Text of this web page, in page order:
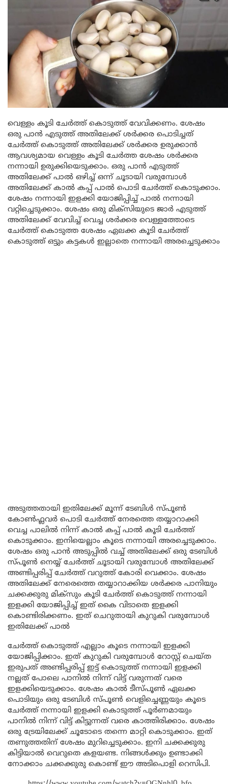
വെള്ളം കൂടി ചേർത്ത് കൊടുത്ത് വേവിക്കണം. ശേഷം
ഒരു പാൻ എടുത്ത് അതിലേക്ക് ശർക്കര പൊടിച്ചത്
ചേർത്ത് കൊടുത്ത് അതിലേക്ക് ശർക്കര ഉരുക്കാൻ
ആവശ്യമായ വെള്ളം കൂടി ചേർത്ത ശേഷം ശർക്കര
നന്നായി ഉരുക്കിയെടുക്കാം. ഒരു പാൻ എടുത്ത്
അതിലേക്ക് പാൽ ഒഴിച്ച്‌ ഒന്ന് ചൂടായി വരുമ്പോൾ
അതിലേക്ക് കാൽ കപ്പ്‌ പാൽ പൊടി ചേർത്ത് കൊടുക്കാം.
ശേഷം നന്നായി ഇളക്കി യോജിപ്പിച്ച് പാൽ നന്നായി
വറ്റിച്ചെടുക്കാം. ശേഷം ഒരു മിക്സിയുടെ ജാർ എടുത്ത്
അതിലേക്ക് വേവിച്ച് വെച്ച ശർക്കര വെള്ളത്തോടെ
ചേർത്ത് കൊടുത്ത ശേഷം ഏലക്ക കൂടി ചേർത്ത്
കൊടുത്ത് ഒട്ടും കട്ടകൾ ഇല്ലാതെ നന്നായി അരച്ചെടുക്കാം
അടുത്തതായി ഇതിലേക്ക് മൂന്ന് ടേബിൾ സ്പൂൺ
കോൺഫ്ലവർ പൊടി ചേർത്ത് നേരത്തെ തയ്യാറാക്കി
വെച്ച പാലിൽ നിന്ന് കാൽ കപ്പ്‌ പാൽ കൂടി ചേർത്ത്
കൊടുക്കാം. ഇനിയെല്ലാം കൂടെ നന്നായി അരച്ചെടുക്കാം.
ശേഷം ഒരു പാൻ അടുപ്പിൽ വച്ച് അതിലേക്ക് ഒരു ടേബിൾ
സ്പൂൺ നെയ്യ് ചേർത്ത് ചൂടായി വരുമ്പോൾ അതിലേക്ക്
അണ്ടിപ്പരിപ്പ് ചേർത്ത് വറുത്ത് കോരി വെക്കാം. ശേഷം
അതിലേക്ക് നേരെത്തെ തയ്യാറാക്കിയ ശർക്കര പാനിയും
ചക്കക്കുരു മിക്സും കൂടി ചേർത്ത് കൊടുത്ത് നന്നായി
ഇളക്കി യോജിപ്പിച്ച് ഇത് കൈ വിടാതെ ഇളക്കി
കൊണ്ടിരിക്കണം. ഇത് ചെറുതായി കുറുകി വരുമ്പോൾ
ഇതിലേക്ക് പാൽ
ചേർത്ത് കൊടുത്ത് എല്ലാം കൂടെ നന്നായി ഇളക്കി
യോജിപ്പിക്കാം. ഇത് കുറുകി വരുമ്പോൾ റോസ്റ്റ് ചെയ്ത
ഇരുപത് അണ്ടിപ്പരിപ്പ് ഇട്ട് കൊടുത്ത് നന്നായി ഇളക്കി
നല്ലത് പോലെ പാനിൽ നിന്ന് വിട്ട് വരുന്നത് വരെ
ഇളക്കിയെടുക്കാം. ശേഷം കാൽ ടീസ്പൂൺ ഏലക്ക
പൊടിയും ഒരു ടേബിൾ സ്പൂൺ വെളിച്ചെണ്ണയും കൂടെ
ചേർത്ത് നന്നായി ഇളക്കി കൊടുത്ത് പൂർണമായും
പാനിൽ നിന്ന് വിട്ട് കിട്ടുന്നത് വരെ കാത്തിരിക്കാം. ശേഷം
ഒരു ട്രേയിലേക്ക് ചൂടോടെ തന്നെ മാറ്റി കൊടുക്കാം. ഇത്
തണുത്തതിന് ശേഷം മുറിച്ചെടുക്കാം. ഇനി ചക്കക്കുരു
കിട്ടിയാൽ വെറുതെ കളയണ്ട. നിങ്ങൾക്കും ഉണ്ടാക്കി
നോക്കാം ചക്കക്കുരു കൊണ്ട് ഈ അടിപൊളി റെസിപി.